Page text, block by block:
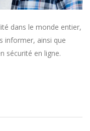
dans le monde entier,
informer, ainsi que
sécurité en ligne.